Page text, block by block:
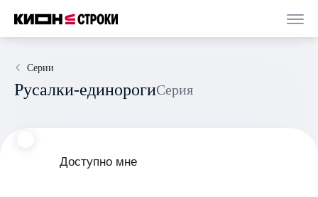
Серии
Русалки-единороги Серия
Доступно мне